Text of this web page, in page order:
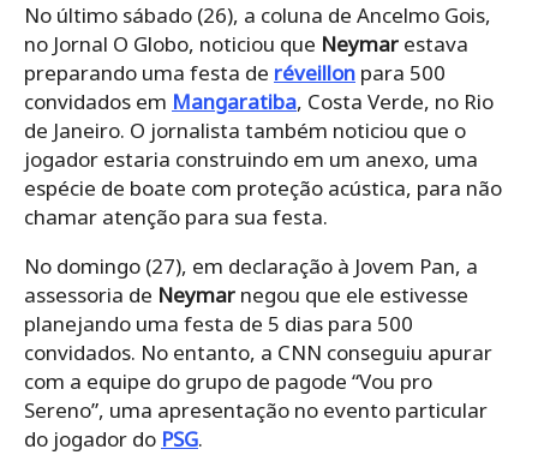
No último sábado (26), a coluna de Ancelmo Gois,
no Jornal O Globo, noticiou que Neymar estava
preparando uma festa de réveillon para 500
convidados em Mangaratiba, Costa Verde, no Rio
de Janeiro. O jornalista também noticiou que o
jogador estaria construindo em um anexo, uma
espécie de boate com proteção acústica, para não
chamar atenção para sua festa.
No domingo (27), em declaração à Jovem Pan, a
assessoria de Neymar negou que ele estivesse
planejando uma festa de 5 dias para 500
convidados. No entanto, a CNN conseguiu apurar
com a equipe do grupo de pagode “Vou pro
Sereno”, uma apresentação no evento particular
do jogador do PSG.